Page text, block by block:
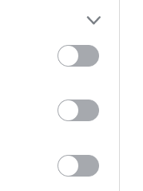
A Konyhafőnök
A mi kis falunk
Balog Mix
Barátok közt
Cool TV